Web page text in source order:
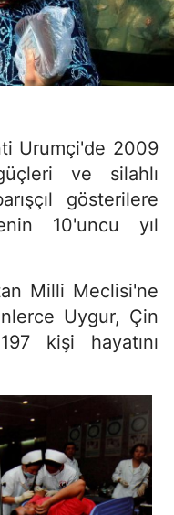
Urumçi'de 2009
ve silahlı
gösterilere
10'uncu yıl
Milli Meclisi'ne
Uygur, Çin
kişi hayatını